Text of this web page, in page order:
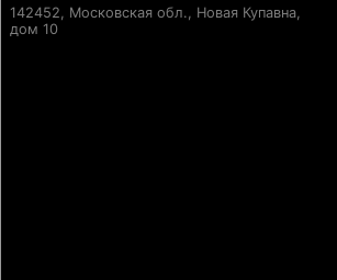
142452, Московская обл., Новая Купавна,
дом 10